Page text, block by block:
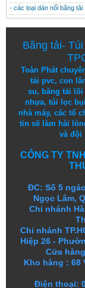
- các loại dán nối băng tải
Băng tải-
Toàn Phát
tải pvc,con
su, băng tải lõi
nhựa, túi lọc bụi
nhà máy, các tổ
tin sẽ làm hài
và đội
CÔNG TY
ĐC: Số 5
Ngọc Lâm,
Chi nhánh
Chi nhánh
Hiệp 26 -
Cửa hàng
Kho hàng :68
Điện thoại: